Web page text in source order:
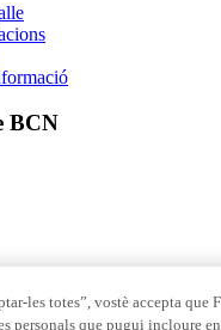
BCN
les totes”, vostè accepta que
personals que pugui incloure